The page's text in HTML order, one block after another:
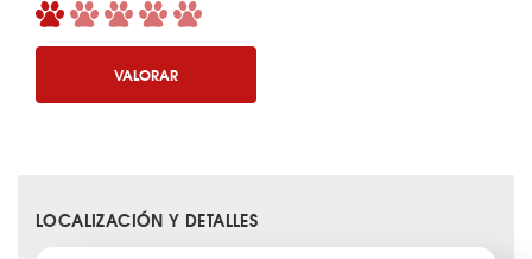
VALORAR
LOCALIZACIÓN Y DETALLES